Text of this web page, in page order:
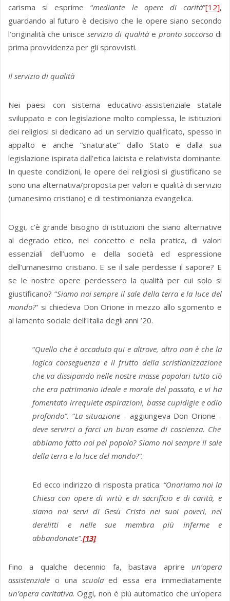
carisma si esprime “mediante le opere di carità”[12],
guardando al futuro è decisivo che le opere siano secondo
l’originalità che unisceservizio di qualitàe pronto soccorsodi
prima provvidenza per gli sprovvisti.
Il servizio di qualità
Nei paesi con sistema educativo-assistenziale statale
sviluppato e con legislazione molto complessa, le istituzioni
dei religiosi si dedicano ad un servizio qualificato, spesso in
appalto e anche “snaturate” dallo Stato e dalla sua
legislazione ispirata dall’etica laicista e relativista dominante.
In queste condizioni, le opere dei religiosi si giustificano se
sono una alternativa/proposta per valori e qualità di servizio
(umanesimo cristiano) e di testimonianza evangelica.
Oggi, c’è grande bisogno di istituzioni che siano alternative
al degrado etico, nel concetto e nella pratica, di valori
essenziali dell’uomo e della società ed espressione
dell’umanesimo cristiano. E se il sale perdesse il sapore? E
se le nostre opere perdessero la qualità per cui solo si
giustificano? “Siamo noi sempre il sale della terra e la luce del
mondo?” si chiedeva Don Orione in mezzo allo sgomento e
al lamento sociale dell’Italia degli anni ’20.
“Quello che è accaduto qui e altrove, altro non è che la
logica conseguenza e il frutto della scristianizzazione
che va dissipando nelle nostre masse popolari tutto ciò
che era patrimonio ideale e morale del passato, e vi ha
fomentato irrequiete aspirazioni, basse cupidigie e odio
profondo”. “La situazione - aggiungeva Don Orione -
deve servirci a farci un buon esame di coscienza. Che
abbiamo fatto noi pel popolo? Siamo noi sempre il sale
della terra e la luce del mondo?”.
Ed ecco indirizzo di risposta pratica: “Onoriamo noi la
Chiesa con opere di virtù e di sacrificio e di carità, e
siamo noi servi di Gesù Cristo nei suoi poveri, nei
derelitti e nelle sue membra più inferme e
abbandonate”.[13]
Fino a qualche decennio fa, bastava aprire un’opera
assistenziale o una scuolaed essa era immediatamente
un’opera caritativa. Oggi, non è più automatico che un’opera